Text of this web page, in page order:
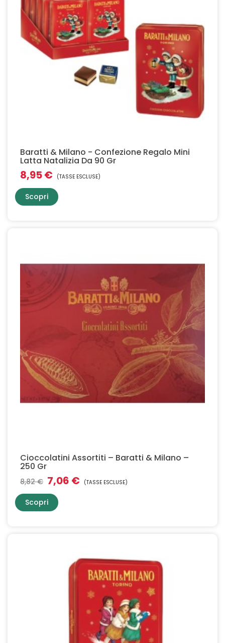
Baratti & Milano - Confezione Regalo Mini
Latta Natalizia Da 90 Gr
8,95 € (TASSE ESCLUSE)
Scopri
Cioccolatini Assortiti – Baratti & Milano –
250 Gr
8,82 € 7,06 € (TASSE ESCLUSE)
Scopri